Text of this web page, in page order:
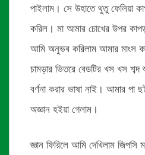
পাইলাম। সে উহাতে থুতু ফেলিয়া
করিল। মা আমার চোখের উপর কাপড়
আমি অনুভব করিলাম আমার মাংস
চামড়ার ভিতরে বেডটির খস খস
বর্ণনা করার ভাষা নাই। আমার পা
অজ্ঞান হইয়া গেলাম।
জ্ঞান ফিরিলে আমি দেখিলাম জিপসি